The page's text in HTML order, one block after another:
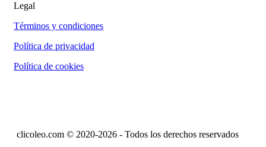
Legal
Términos y condiciones
Política de privacidad
Política de cookies
clicoleo.com © 2020-2026 - Todos los derechos reservados